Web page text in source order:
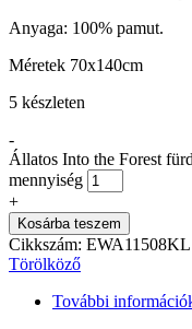
Anyaga: 100% pamut.
Méretek 70x140cm
5 készleten
-
Állatos Into the Forest
mennyiség
+
Kosárba teszem
Cikkszám: EWA11508KL
Törölköző
További